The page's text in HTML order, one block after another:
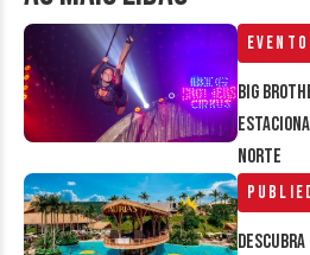
Big
Norte